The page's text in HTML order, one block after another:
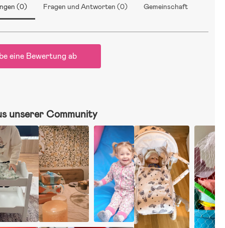
(0) Fragen und Antworten (0) Gemeinschaft
eine Bewertung ab
unserer Community